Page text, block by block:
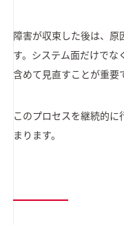
障害が収束した後は、原
す。システム面だけでな
含めて見直すことが重要
このプロセスを継続的
まります。